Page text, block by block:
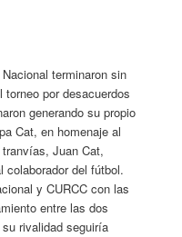
terminaron sin
por desacuerdos
generando su propio
Cat, en homenaje al
Juan Cat,
colaborador del fútbol.
y CURCC con las
entre las dos
rivalidad seguiría